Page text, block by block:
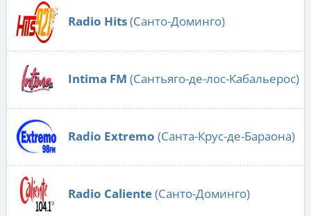
Radio Hits(Санто-Доминго)
Intima FM (Сантьяго-де-лос-Кабальерос)
Radio Extremo (Санта-Крус-де-Бараона)
Radio Caliente(Санто-Доминго)